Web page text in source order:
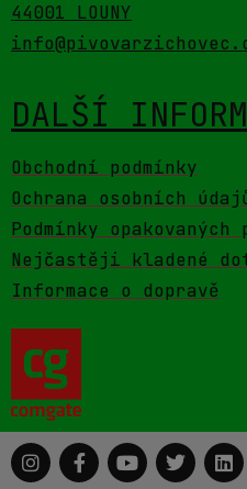
44001 LOUNY
DALŠÍ
Obchodní podmínky
Ochrana osobních
Podmínky opakovaných
Nejčastěji kladené
Informace o dopravě